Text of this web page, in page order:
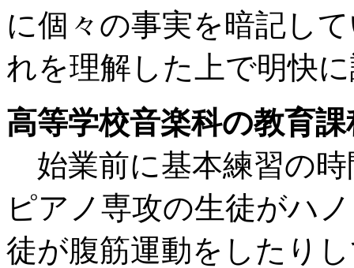
に個々の事実を暗記し
れを理解した上で明快
高等学校音楽科の教育課
始業前に基本練習の
ピアノ専攻の生徒がハ
徒が腹筋運動をしたり